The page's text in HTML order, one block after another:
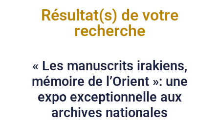
Résultat(s) de votre
recherche
« Les manuscrits irakiens,
mémoire de l’Orient »: une
expo exceptionnelle aux
archives nationales